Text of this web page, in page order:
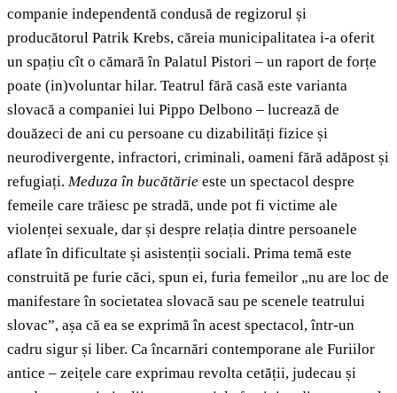
companie independentă condusă de regizorul și
producătorul Patrik Krebs, căreia municipalitatea i-a oferit
un spațiu cît o cămară în Palatul Pistori – un raport de forțe
poate (in)voluntar hilar. Teatrul fără casă este varianta
slovacă a companiei lui Pippo Delbono – lucrează de
douăzeci de ani cu persoane cu dizabilități fizice și
neurodivergente, infractori, criminali, oameni fără adăpost și
refugiați. Meduza în bucătărie este un spectacol despre
femeile care trăiesc pe stradă, unde pot fi victime ale
violenței sexuale, dar și despre relația dintre persoanele
aflate în dificultate și asistenții sociali. Prima temă este
construită pe furie căci, spun ei, furia femeilor „nu are loc de
manifestare în societatea slovacă sau pe scenele teatrului
slovac”, așa că ea se exprimă în acest spectacol, într-un
cadru sigur și liber. Ca încarnări contemporane ale Furiilor
antice – zeițele care exprimau revolta cetății, judecau și